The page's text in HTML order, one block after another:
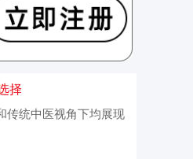
择
传统中医视角下均展现